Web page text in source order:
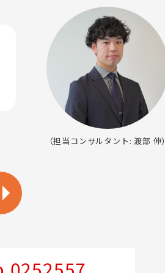
（担当コンサルタント: 渡部 伸）